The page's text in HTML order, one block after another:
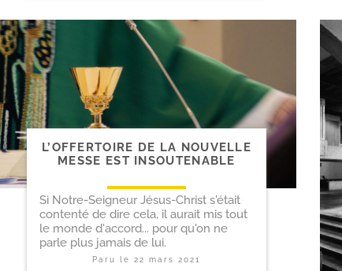
L’OFFERTOIRE DE LA NOUVELLE
MESSE EST INSOUTENABLE
Si Notre-Seigneur Jésus-Christ s'était
contenté de dire cela, il aurait mis tout
le monde d'accord... pour qu'on ne
parle plus jamais de lui.
Paru le 22 mars 2021